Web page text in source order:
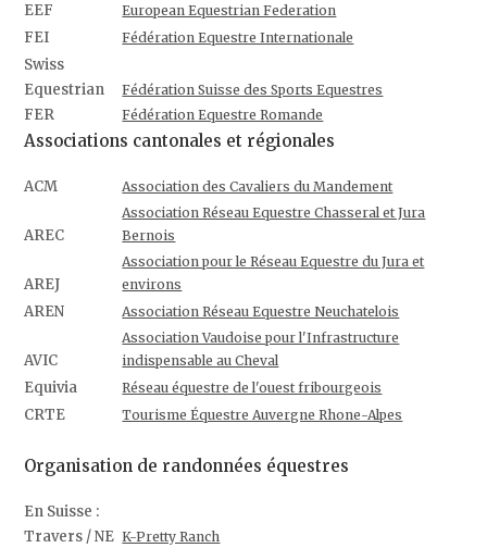
EEF European Equestrian Federation
FEI Fédération Equestre Internationale
Swiss
Equestrian
Fédération Suisse des Sports Equestres
FER Fédération Equestre Romande
Associations cantonales et régionales
ACM Association des Cavaliers du Mandement
AREC
Association Réseau Equestre Chasseral et Jura
Bernois
AREJ
Association pour le Réseau Equestre du Jura et
environs
AREN Association Réseau Equestre Neuchatelois
AVIC
Association Vaudoise pour l'Infrastructure
indispensable au Cheval
Equivia Réseau équestre de l'ouest fribourgeois
CRTE Tourisme Équestre Auvergne Rhone-Alpes
Organisation de randonnées équestres
En Suisse :
Travers / NE K-Pretty Ranch